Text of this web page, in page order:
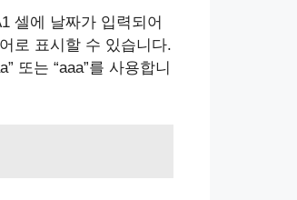
셀에 날짜가 입력되어
로 표시할 수 있습니다.
또는 “aaa”를 사용합니